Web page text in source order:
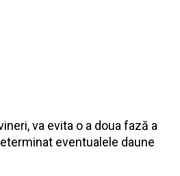
va evita o a doua fază a
eventualele daune